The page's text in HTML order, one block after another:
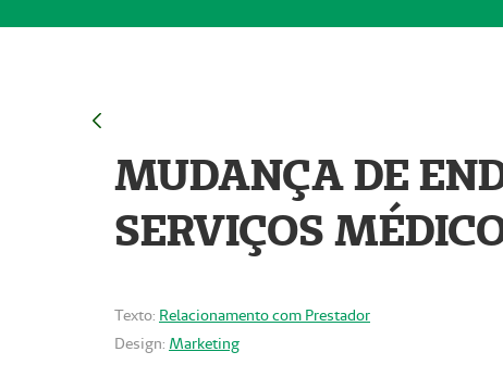
MUDANÇA DE
SERVIÇOS
Texto: Relacionamento com Prestador
Design: Marketing